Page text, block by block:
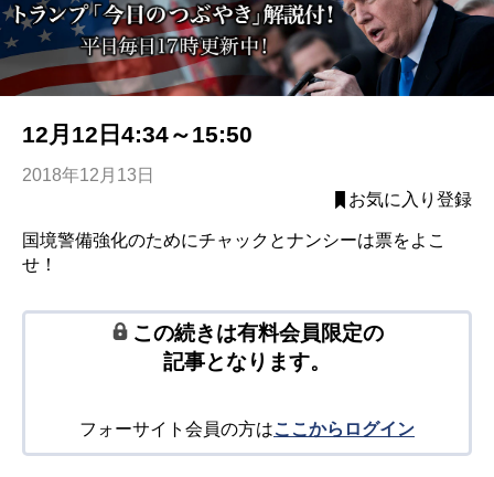
12月12日4:34～15:50
2018年12月13日
お気に入り登録
国境警備強化のためにチャックとナンシーは票をよこ
せ！
この続きは有料会員限定の
記事となります。
フォーサイト会員の方はここからログイン